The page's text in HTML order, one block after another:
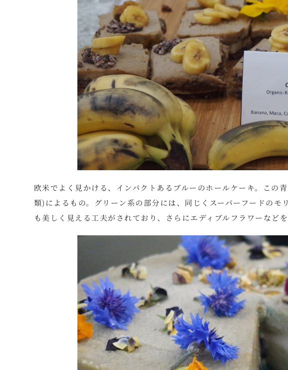
欧米でよく見かける、インパクトあるブルーのホールケーキ。この
類)によるもの。グリーン系の部分には、同じくスーパーフードの
も美しく見える工夫がされており、さらにエディブルフラワーなど